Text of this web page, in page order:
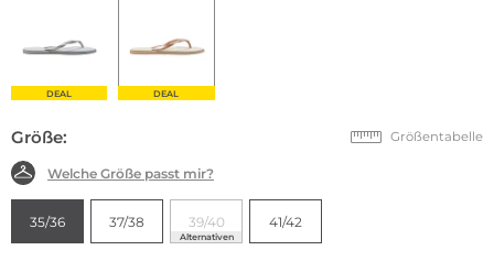
DEAL DEAL
Größe: Größentabelle
Welche Größe passt mir?
35/36 37/38 39/40
Alternativen
41/42